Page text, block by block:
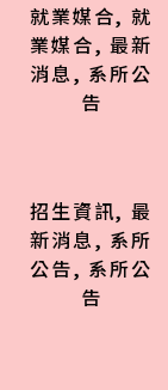
就業媒合, 就
業媒合,最新
消息, 系所公
告
招生資訊, 最
新消息, 系所
公告, 系所公
告